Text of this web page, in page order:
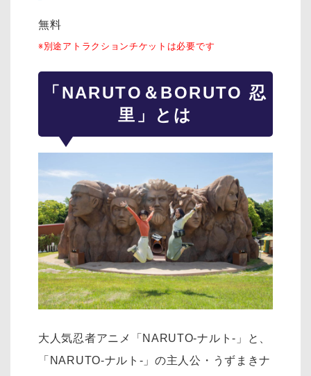
無料
※別途アトラクションチケットは必要です
「NARUTO＆BORUTO 忍
里」とは
大人気忍者アニメ「NARUTO-ナルト-」と、
「NARUTO-ナルト-」の主人公・うずまきナ